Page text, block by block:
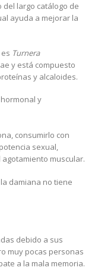
largo catálogo de
ayuda a mejorar la
Turnera
y está compuesto
y alcaloides.
y
consumirlo con
sexual,
muscular.
damiana no tiene
debido a sus
muy pocas personas
a la mala memoria.